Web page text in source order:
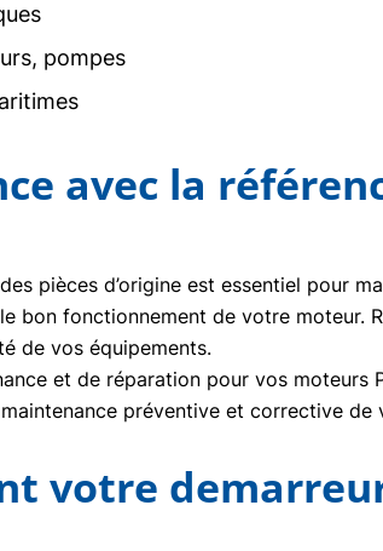
pompes
avec la
pièces d’origine est essentiel pour
bon fonctionnement de votre moteur.
de vos équipements.
et de réparation pour vos
préventive et corrective de
votre